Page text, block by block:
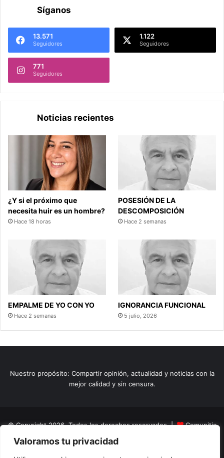
Valoramos tu privacidad
Síganos
13.571
Seguidores
1.122
Seguidores
771
Seguidores
Noticias recientes
¿Y si el próximo que
necesita huir es un hombre?
Hace 18 horas
POSESIÓN DE LA
DESCOMPOSICIÓN
Hace 2 semanas
EMPALME DE YO CON YO
Hace 2 semanas
IGNORANCIA FUNCIONAL
5 julio, 2026
Nuestro propósito: Compartir opinión, actualidad y noticias con la
mejor calidad y sin censura.
© Copyright 2026, Todos los derechos reservados |
Comunitic
SAS BICNit 901228106